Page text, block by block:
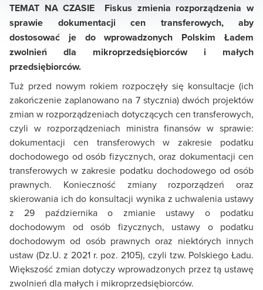
TEMAT NA CZASIE Fiskus zmienia rozporządzenia w
sprawie dokumentacji cen transferowych, aby
dostosować je do wprowadzonych Polskim Ładem
zwolnień dla mikroprzedsiębiorców i małych
przedsiębiorców.
Tuż przed nowym rokiem rozpoczęły się konsultacje (ich
zakończenie zaplanowano na 7 stycznia) dwóch projektów
zmian w rozporządzeniach dotyczących cen transferowych,
czyli w rozporządzeniach ministra finansów w sprawie:
dokumentacji cen transferowych w zakresie podatku
dochodowego od osób fizycznych, oraz dokumentacji cen
transferowych w zakresie podatku dochodowego od osób
prawnych. Konieczność zmiany rozporządzeń oraz
skierowania ich do konsultacji wynika z uchwalenia ustawy
z 29 października o zmianie ustawy o podatku
dochodowym od osób fizycznych, ustawy o podatku
dochodowym od osób prawnych oraz niektórych innych
ustaw (Dz.U. z 2021 r. poz. 2105), czyli tzw. Polskiego Ładu.
Większość zmian dotyczy wprowadzonych przez tą ustawę
zwolnień dla małych i mikroprzedsiębiorców.
Joanna Pasymowska
Partner w Dziale Doradztwa Podatkowego